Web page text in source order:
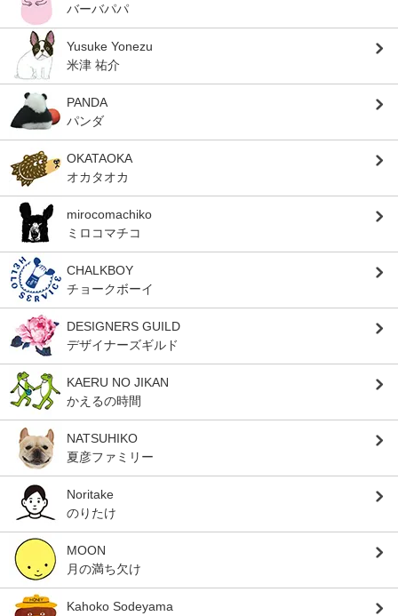
バーバパパ
Yusuke Yonezu
米津 祐介
PANDA
パンダ
OKATAOKA
オカタオカ
mirocomachiko
ミロコマチコ
CHALKBOY
チョークボーイ
DESIGNERS GUILD
デザイナーズギルド
KAERU NO JIKAN
かえるの時間
NATSUHIKO
夏彦ファミリー
Noritake
のりたけ
MOON
月の満ち欠け
Kahoko Sodeyama